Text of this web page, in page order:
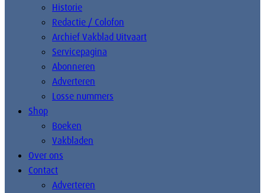
Historie
Redactie / Colofon
Archief Vakblad Uitvaart
Servicepagina
Abonneren
Adverteren
Losse nummers
Shop
Boeken
Vakbladen
Over ons
Contact
Adverteren